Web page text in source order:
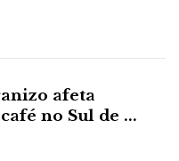
afeta
no Sul de ...